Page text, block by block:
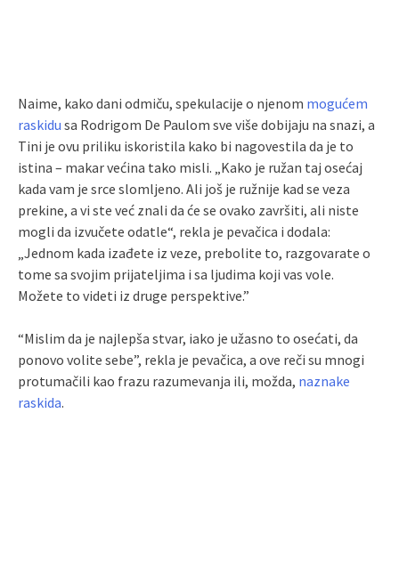
Naime, kako dani odmiču, spekulacije o njenom mogućem
raskidu sa Rodrigom De Paulom sve više dobijaju na snazi, a
Tini je ovu priliku iskoristila kako bi nagovestila da je to
istina – makar većina tako misli. „Kako je ružan taj osećaj
kada vam je srce slomljeno. Ali još je ružnije kad se veza
prekine, a vi ste već znali da će se ovako završiti, ali niste
mogli da izvučete odatle“, rekla je pevačica i dodala:
„Jednom kada izađete iz veze, prebolite to, razgovarate o
tome sa svojim prijateljima i sa ljudima koji vas vole.
Možete to videti iz druge perspektive.”
“Mislim da je najlepša stvar, iako je užasno to osećati, da
ponovo volite sebe”, rekla je pevačica, a ove reči su mnogi
protumačili kao frazu razumevanja ili, možda, naznake
raskida.